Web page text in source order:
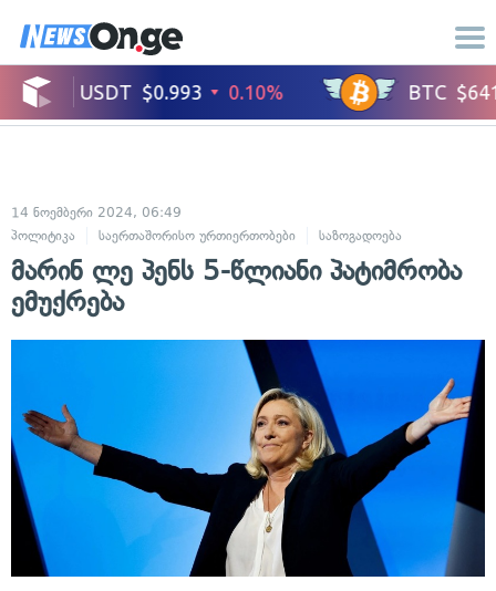
14 ნოემბერი 2024, 06:49
პოლიტიკა
საერთაშორისო ურთიერთობები საზოგადოება
მარინ ლე პენს 5-წლიანი პატიმრობა
ემუქრება